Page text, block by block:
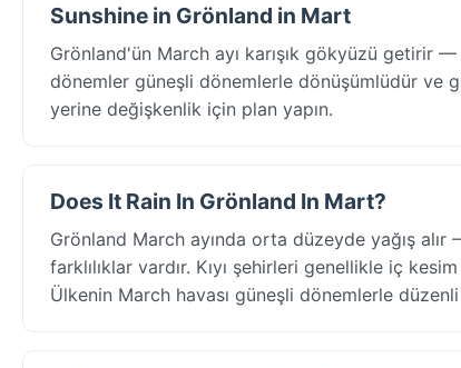
Sunshine in Grönland in Mart
Grönland'ün March ayı karışık gökyüzü getirir
dönemler güneşli dönemlerle dönüşümlüdür ve
yerine değişkenlik için plan yapın.
Does It Rain In Grönland In Mart?
Grönland March ayında orta düzeyde yağış
farklılıklar vardır. Kıyı şehirleri genellikle iç
Ülkenin March havası güneşli dönemlerle düzenli